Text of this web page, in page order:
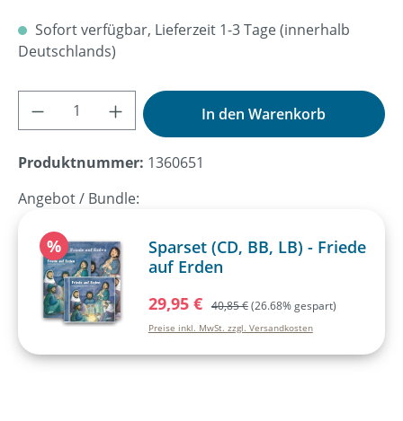
Sofort verfügbar, Lieferzeit 1-3 Tage (innerhalb
Deutschlands)
Produkt Anzahl: Gib den gewünschten
In den Warenkorb
Produktnummer: 1360651
Angebot / Bundle:
Rabatt
%
Sparset (CD, BB, LB) - Friede
auf Erden
Verkaufspreis:
29,95 € Regulärer Preis:
40,85 €(26.68% gespart)
Preise inkl. MwSt. zzgl. Versandkosten